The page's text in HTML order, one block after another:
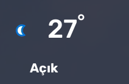
27°
Açık